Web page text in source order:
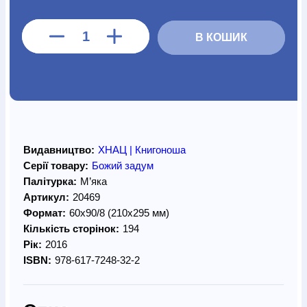
В КОШИК
Видавництво: ХНАЦ | Книгоноша
Серії товару: Божий задум
Палітурка: М’яка
Артикул: 20469
Формат: 60х90/8 (210х295 мм)
Кількість сторінок: 194
Рік: 2016
ISBN: 978-617-7248-32-2